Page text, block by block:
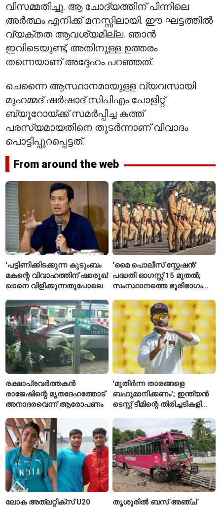
വിസമ്മതിച്ചു. ആ ചോദ്യത്തിന് പിന്നിലെ
അർത്ഥം എനിക്ക് മനസ്സിലായി. ഈ ഘട്ടത്തിൽ
വ്യക്തത ആവശ്യമില്ല. ഞാൻ
ഇവിടെയുണ്ട്, അതിനുള്ള ഉത്തരം
തന്നെയാണ് അദ്ദേഹം പറഞ്ഞത്.
ചെന്നൈ ആസ്ഥാനമായുള്ള വ്യവസായി
മുഹമ്മദ് ഷർഷാദ് സിപിഎം പോളിറ്റ്
ബ്യൂറോയ്ക്ക് സമർപ്പിച്ച കത്ത്
പരസ്യമായതിനെ തുടർന്നാണ് വിവാദം
പൊട്ടിപ്പുറപ്പെട്ടത്.
From around the web
'പട്ടിണിക്കിടക്കുന്ന കുടുംബം
മകന്റെ വിവാഹത്തിന് ഷാരൂഖ്
ഖാനെ വിളിക്കുന്നതുപോലെ
'മൈ പൊലീസ് സ്റ്റേഷൻ'
പദ്ധതി ഓഗസ്റ്റ് 15 മുതൽ;
സംസ്ഥാനത്തെ ഭൂരിഭാഗം
എസ്‌ഐമാർക്ക്
രക്ഷാപ്രവർത്തകൻ
രാജേഷിന്റെ മൃതദേഹത്തോട്
അനാദരവെന്ന് ആരോപണം
'മുതിർന്ന താരങ്ങളെ
ബഹുമാനിക്കണം'; ഇന്ത്യൻ
ടെസ്റ്റ് ടീമിന്റെ തിരിച്ചടികളിൽ
രഹാനെ
ലോക അത്‌ലറ്റിക്സ് U20
തൃശൂരിൽ ബസ് അഞ്ച്